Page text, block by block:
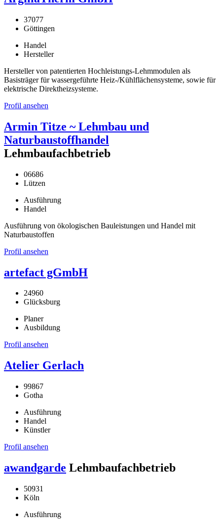
37077
Göttingen
Handel
Hersteller
Hersteller von patentierten Hochleistungs-Lehmmodulen als
Basisträger für wassergeführte Heiz-/Kühlflächensysteme, sowie für
elektrische Direktheizsysteme.
Profil ansehen
Armin Titze ~ Lehmbau und
Naturbaustoffhandel
Lehmbaufachbetrieb
06686
Lützen
Ausführung
Handel
Ausführung von ökologischen Bauleistungen und Handel mit
Naturbaustoffen
Profil ansehen
artefact gGmbH
24960
Glücksburg
Planer
Ausbildung
Profil ansehen
Atelier Gerlach
99867
Gotha
Ausführung
Handel
Künstler
Profil ansehen
awandgarde Lehmbaufachbetrieb
50931
Köln
Ausführung